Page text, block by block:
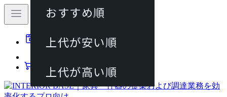
動画マニュアル
カート
おすすめ順
上代が安い順
上代が高い順